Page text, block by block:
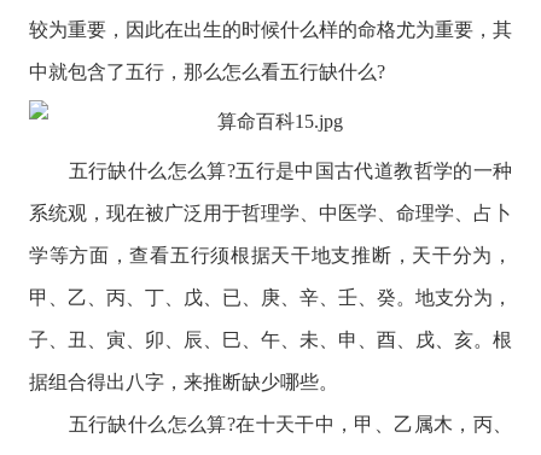
较为重要，因此在出生的时候什么样的命格尤为重要，其
中就包含了五行，那么怎么看五行缺什么?
五行缺什么怎么算?五行是中国古代道教哲学的一种
系统观，现在被广泛用于哲理学、中医学、命理学、占卜
学等方面，查看五行须根据天干地支推断，天干分为，
甲、乙、丙、丁、戊、已、庚、辛、壬、癸。地支分为，
子、丑、寅、卯、辰、巳、午、未、申、酉、戌、亥。根
据组合得出八字，来推断缺少哪些。
五行缺什么怎么算?在十天干中，甲、乙属木，丙、